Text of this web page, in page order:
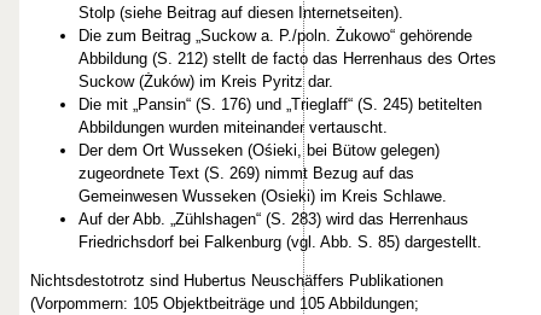
Stolp (siehe Beitrag auf diesen Internetseiten).
Die zum Beitrag „Suckow a. P./poln. Żukowo“ gehörende
Abbildung (S. 212) stellt de facto das Herrenhaus des Ortes
Suckow (Żuków) im Kreis Pyritz dar.
Die mit „Pansin“ (S. 176) und „Trieglaff“ (S. 245) betitelten
Abbildungen wurden miteinander vertauscht.
Der dem Ort Wusseken (Ośieki, bei Bütow gelegen)
zugeordnete Text (S. 269) nimmt Bezug auf das
Gemeinwesen Wusseken (Osieki) im Kreis Schlawe.
Auf der Abb. „Zühlshagen“ (S. 283) wird das Herrenhaus
Friedrichsdorf bei Falkenburg (vgl. Abb. S. 85) dargestellt.
Nichtsdestotrotz sind Hubertus Neuschäffers Publikationen
(Vorpommern: 105 Objektbeiträge und 105 Abbildungen;